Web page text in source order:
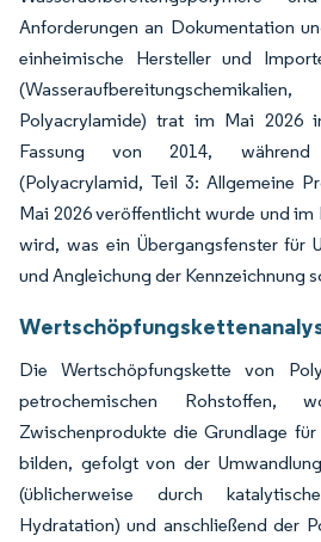
Anforderungen an Dokumentation
einheimische Hersteller und
Polyacrylamide) trat im Mai 2026
Fassung von 2014, während
(Polyacrylamid, Teil 3: Allgemeine
Mai 2026 veröffentlicht wurde und im
wird, was ein Übergangsfenster für
und Angleichung der Kennzeichnung
Die Wertschöpfungskette von
petrochemischen Rohstoffen,
Zwischenprodukte die Grundlage
bilden, gefolgt von der
(üblicherweise durch
Hydratation) und anschließend der